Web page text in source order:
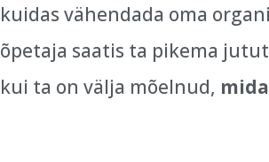
kuidas vähendada oma
õpetaja saatis ta pikema
kui ta on välja mõelnud,